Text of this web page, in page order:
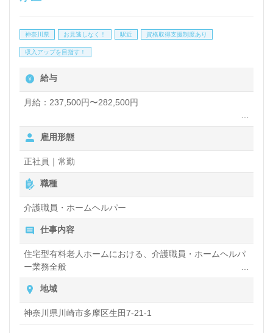
充実の事業所様！◎
看護助手や介護職経験のある方をお迎えします。充実
いポイント！『ご利用者様のお役に立ちたい、資格/
経験を活かしたい』『介護知識や技術力を高めたい』
施設形態や環境を変えて働きたい』等の方も大歓迎で
す！募集詳細等、担当コンサルタントよりご案内しま
す。お問い合わせも遠慮なくお願いします。
医療/福祉業界の正社員/パート求人探しは【ウィルオ
ブ介護】＊求人情報収集、将来的に検討の方も遠慮な
LINE、メール、お電話などご希望に応じてお問い合
神奈川県 お見逃しなく！ 駅近 資格取得支援制度あり
収入アップを目指す！
給与
月給：237,500円〜282,500円
夜勤手当：5,000円/回（夜勤回数月5回程度）
交通費規定内支給
残業手当
資格手当：初任者研修6,000円/月、介護福祉士21,500円/
月、ケアマネ5,000円/月
※初任者研修手当は実務者研修をお持ちの方も対象。
※介護福祉士手当を支給の場合は対象外となります。
社内専門資格手当
年末年始手当
保育手当：10,000円（規定あり）
有給取得促進手当
賞与（年2回）
昇給（年1回、定期昇給、昇格による基本給アップあり）
雇用形態
正社員｜常勤
職種
介護職員・ホームヘルパー
仕事内容
住宅型有料老人ホームにおける、介護職員・ホームヘルパ
ー業務全般
・入浴や排せつ、食事などの身体的サポートや、買い物や
掃除、洗濯など日常生活のサポートなど
地域
神奈川県川崎市多摩区生田7-21-1